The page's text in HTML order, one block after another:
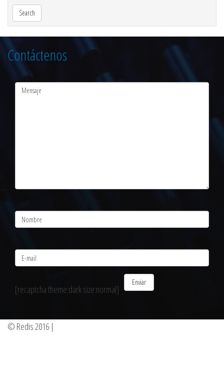
Contáctenos
Message
[recaptcha theme:dark size:normal]
© Redis 2016 |